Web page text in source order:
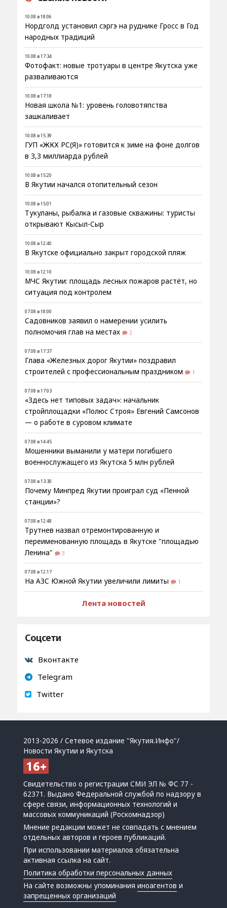
10.08 в 18:06
Нордголд установил сэргэ на руднике Гросс в Год
народных традиций
10.08 в 17:34
Фотофакт: новые тротуары в центре Якутска уже
разваливаются
10.08 в 17:18
Новая школа №1: уровень головотяпства
зашкаливает
10.08 в 15:39
ГУП «ЖКХ РС(Я)» готовится к зиме на фоне долгов
в 3,3 миллиарда рублей
10.08 в 15:20
В Якутии начался отопительный сезон
10.08 в 15:01
Тукуланы, рыбалка и газовые скважины: туристы
открывают Кысыл-Сыр
10.08 в 12:40
В Якутске официально закрыт городской пляж
10.08 в 12:10
МЧС Якутии: площадь лесных пожаров растёт, но
ситуация под контролем
07.08 в 18:00
Садовников заявил о намерении усилить
полномочия глав на местах
2
07.08 в 17:37
Глава «Железных дорог Якутии» поздравил
строителей с профессиональным праздником
1
07.08 в 17:03
«Здесь нет типовых задач»: начальник
стройплощадки «Полюс Строя» Евгений Самсонов
— о работе в суровом климате
07.08 в 14:45
Мошенники выманили у матери погибшего
военнослужащего из Якутска 5 млн рублей
07.08 в 13:30
Почему Минпред Якутии проиграл суд «Пенной
станции»?
07.08 в 12:48
Трутнев назвал отремонтированную и
переименованную площадь в Якутске "площадью
Ленина"
3
07.08 в 12:17
На АЗС Южной Якутии увеличили лимиты 1
Лента новостей
Соцсети
Вконтакте
Telegram
Twitter
2013-2026 / Сетевое издание "Якутия.Инфо"/
Новости Якутии и Якутска
Свидетельство о регистрации СМИ ЭЛ № ФС 77 -
62371. Выдано Федеральной службой по надзору в
сфере связи, информационных технологий и
массовых коммуникаций (Роскомнадзор)
Мнение редакции может не совпадать с мнением
отдельных авторов и героев публикаций.
При использовании материалов обязательна
активная ссылка на сайт.
Политика обработки персональных данных
На сайте возможны упоминанияиноагентов и
запрещенных организаций